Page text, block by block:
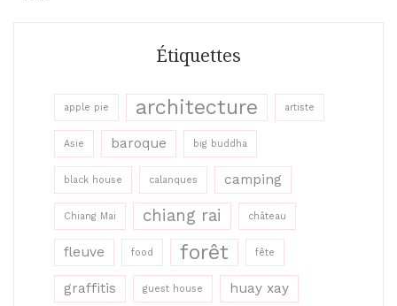
Étiquettes
apple pie architecture artiste
Asie baroque big buddha
black house calanques camping
Chiang Mai chiang rai château
fleuve food forêt fête
graffitis guest house huay xay